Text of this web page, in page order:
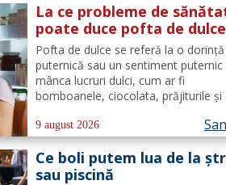
La ce probleme de
poate duce pofta de dulce
Pofta de dulce se referă la o dorință
puternică sau un sentiment puternic
mânca lucruri dulci, cum ar fi
bomboanele, ciocolata, prăjiturile și
normală a organismului, deoarece
majoritatea oamenilor au o
pentru dulceață. Cu toate...
9 august 2026
Ce boli putem lua de la
sau piscină